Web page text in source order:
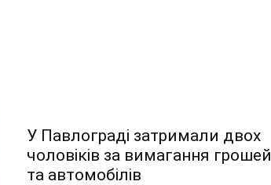
У Павлограді затримали двох
чоловіків за вимагання грошей
та автомобілів